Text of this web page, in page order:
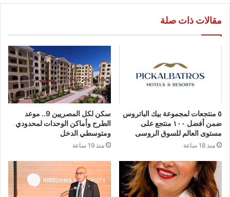
مقالات ذات صلة
٥ منتجعات لمجموعة بيك الباتروس
ضمن أفضل ١٠٠ منتجع على
مستوى العالم للسوق الروسى
منذ 18 ساعة
سكن لكل المصريين 9.. موعد
الطرح وأماكن الوحدات لمحدودي
ومتوسطي الدخل
منذ 19 ساعة